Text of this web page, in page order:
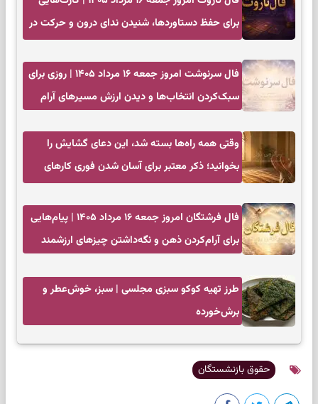
برای حفظ دستاوردها، شنیدن ندای درون و حرکت در
فال سرنوشت امروز جمعه ۱۶ مرداد ۱۴۰۵ | روزی برای
سبک‌کردن انتخاب‌ها و دیدن ارزش مسیرهای آرام
وقتی همه راه‌ها بسته شد، این دعای گشایش را
بخوانید؛ ذکر معتبر برای آسان شدن فوری کارهای
فال فرشتگان امروز جمعه ۱۶ مرداد ۱۴۰۵ | پیام‌هایی
برای آرام‌کردن ذهن و نگه‌داشتن چیزهای ارزشمند
طرز تهیه کوکو سبزی مجلسی | سبز، خوش‌عطر و
برش‌خورده
حقوق بازنشستگان